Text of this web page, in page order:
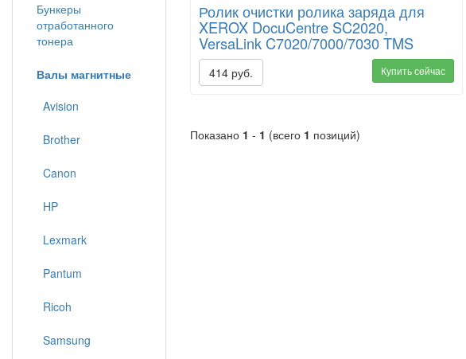
Ролик очистки ролика заряда для
XEROX DocuCentre SC2020,
VersaLink C7020/7000/7030 TMS
414 руб. Купить сейчас
Показано 1 - 1 (всего 1 позиций)
Бункеры
отработанного
тонера
Валы магнитные
Avision
Brother
Canon
HP
Lexmark
Pantum
Ricoh
Samsung